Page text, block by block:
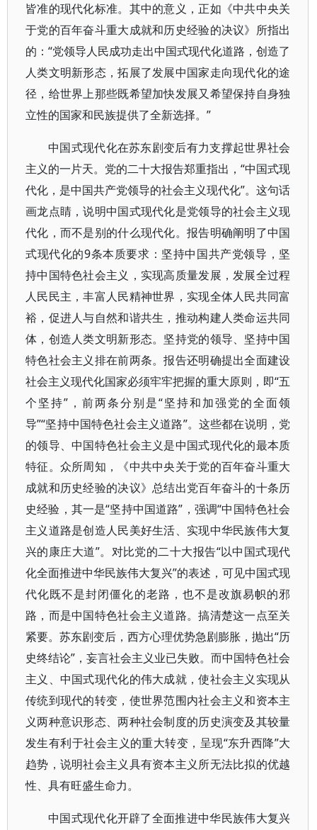
皆准的现代化标准。其中的意义，正如《中共中央关
于党的百年奋斗重大成就和历史经验的决议》所指出
的：“党领导人民成功走出中国式现代化道路，创造了
人类文明新形态，拓展了发展中国家走向现代化的途
径，给世界上那些既希望加快发展又希望保持自身独
立性的国家和民族提供了全新选择。”
中国式现代化在苏东剧变后有力支撑起世界社会
主义的一片天。党的二十大报告郑重指出，“中国式现
代化，是中国共产党领导的社会主义现代化”。这句话
画龙点睛，说明中国式现代化是党领导的社会主义现
代化，而不是别的什么现代化。报告明确阐明了中国
式现代化的9条本质要求：坚持中国共产党领导，坚
持中国特色社会主义，实现高质量发展，发展全过程
人民民主，丰富人民精神世界，实现全体人民共同富
裕，促进人与自然和谐共生，推动构建人类命运共同
体，创造人类文明新形态。坚持党的领导、坚持中国
特色社会主义排在前两条。报告还明确提出全面建设
社会主义现代化国家必须牢牢把握的重大原则，即“五
个坚持”，前两条分别是“坚持和加强党的全面领
导”“坚持中国特色社会主义道路”。这些都在说明，党
的领导、中国特色社会主义是中国式现代化的最本质
特征。众所周知，《中共中央关于党的百年奋斗重大
成就和历史经验的决议》总结出党百年奋斗的十条历
史经验，其一是“坚持中国道路”，强调“中国特色社会
主义道路是创造人民美好生活、实现中华民族伟大复
兴的康庄大道”。对比党的二十大报告“以中国式现代
化全面推进中华民族伟大复兴”的表述，可见中国式现
代化既不是封闭僵化的老路，也不是改旗易帜的邪
路，而是中国特色社会主义道路。搞清楚这一点至关
紧要。苏东剧变后，西方心理优势急剧膨胀，抛出“历
史终结论”，妄言社会主义业已失败。而中国特色社会
主义、中国式现代化的伟大成就，使社会主义实现从
传统到现代的转变，使世界范围内社会主义和资本主
义两种意识形态、两种社会制度的历史演变及其较量
发生有利于社会主义的重大转变，呈现“东升西降”大
趋势，说明社会主义具有资本主义所无法比拟的优越
性、具有旺盛生命力。
中国式现代化开辟了全面推进中华民族伟大复兴